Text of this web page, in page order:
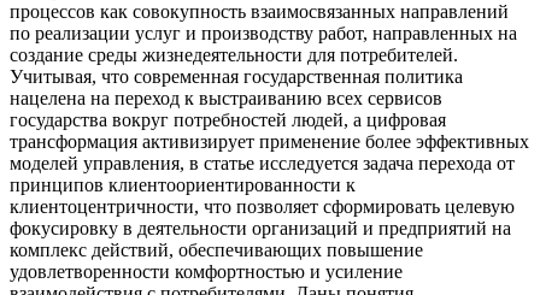
процессов как совокупность взаимосвязанных направлений
по реализации услуг и производству работ, направленных на
создание среды жизнедеятельности для потребителей.
Учитывая, что современная государственная политика
нацелена на переход к выстраиванию всех сервисов
государства вокруг потребностей людей, а цифровая
трансформация активизирует применение более эффективных
моделей управления, в статье исследуется задача перехода от
принципов клиентоориентированности к
клиентоцентричности, что позволяет сформировать целевую
фокусировку в деятельности организаций и предприятий на
комплекс действий, обеспечивающих повышение
удовлетворенности комфортностью и усиление